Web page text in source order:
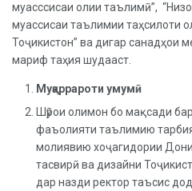
муасссисаи олии таълимӣ”,
муассисаи таълимии таҳсилоти
Тоҷикистон” ва дигар санадҳои
мариф таҳия шудааст.
Муқаррароти умумӣ
Шӯрои олимон бо мақсади
фаъолияти таълимию
молиявию хоҷагидории
тасвирӣ ва дизайни
дар назди ректор таъсис